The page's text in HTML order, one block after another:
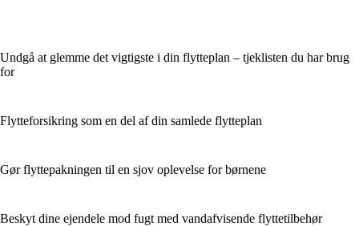
Undgå at glemme det vigtigste i din flytteplan – tjeklisten du har brug
for
Flytteforsikring som en del af din samlede flytteplan
Gør flyttepakningen til en sjov oplevelse for børnene
Beskyt dine ejendele mod fugt med vandafvisende flyttetilbehør